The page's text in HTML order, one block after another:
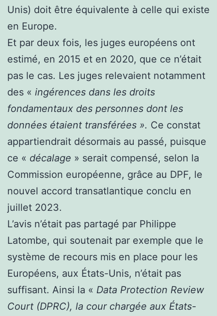
Unis) doit être équivalente à celle qui existe
en Europe.
Et par deux fois, les juges européens ont
estimé, en 2015 et en 2020, que ce n’était
pas le cas. Les juges relevaient notamment
des « ingérences dans les droits
fondamentaux des personnes dont les
données étaient transférées ». Ce constat
appartiendrait désormais au passé, puisque
ce « décalage » serait compensé, selon la
Commission européenne, grâce au DPF, le
nouvel accord transatlantique conclu en
juillet 2023.
L’avis n’était pas partagé par Philippe
Latombe, qui soutenait par exemple que le
système de recours mis en place pour les
Européens, aux États-Unis, n’était pas
suffisant. Ainsi la « Data Protection Review
Court (DPRC), la cour chargée aux États-